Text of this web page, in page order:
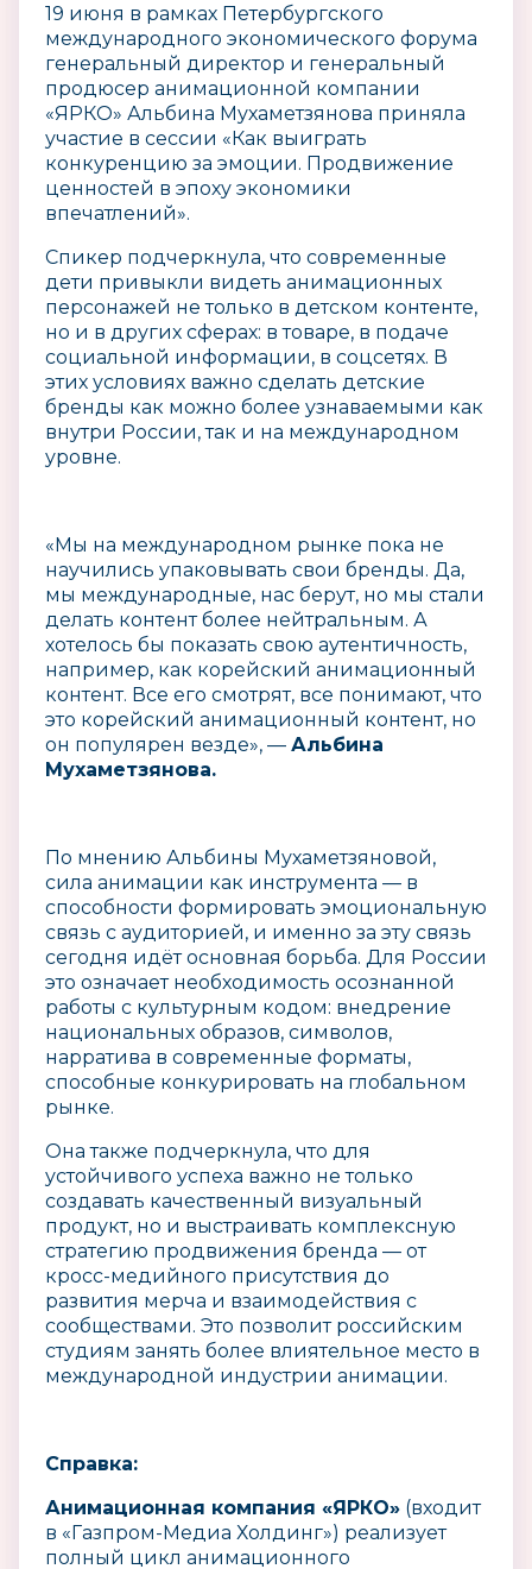
19 июня в рамках Петербургского
международного экономического форума
генеральный директор и генеральный
продюсер анимационной компании
«ЯРКО» Альбина Мухаметзянова приняла
участие в сессии «Как выиграть
конкуренцию за эмоции. Продвижение
ценностей в эпоху экономики
впечатлений».
Спикер подчеркнула, что современные
дети привыкли видеть анимационных
персонажей не только в детском контенте,
но и в других сферах: в товаре, в подаче
социальной информации, в соцсетях. В
этих условиях важно сделать детские
бренды как можно более узнаваемыми как
внутри России, так и на международном
уровне.
«Мы на международном рынке пока не
научились упаковывать свои бренды. Да,
мы международные, нас берут, но мы стали
делать контент более нейтральным. А
хотелось бы показать свою аутентичность,
например, как корейский анимационный
контент. Все его смотрят, все понимают, что
это корейский анимационный контент, но
он популярен везде», — Альбина
Мухаметзянова.
По мнению Альбины Мухаметзяновой,
сила анимации как инструмента — в
способности формировать эмоциональную
связь с аудиторией, и именно за эту связь
сегодня идёт основная борьба. Для России
это означает необходимость осознанной
работы с культурным кодом: внедрение
национальных образов, символов,
нарратива в современные форматы,
способные конкурировать на глобальном
рынке.
Она также подчеркнула, что для
устойчивого успеха важно не только
создавать качественный визуальный
продукт, но и выстраивать комплексную
стратегию продвижения бренда — от
кросс-медийного присутствия до
развития мерча и взаимодействия с
сообществами. Это позволит российским
студиям занять более влиятельное место в
международной индустрии анимации.
Справка:
Анимационная компания «ЯРКО» (входит
в «Газпром-Медиа Холдинг») реализует
полный цикл анимационного